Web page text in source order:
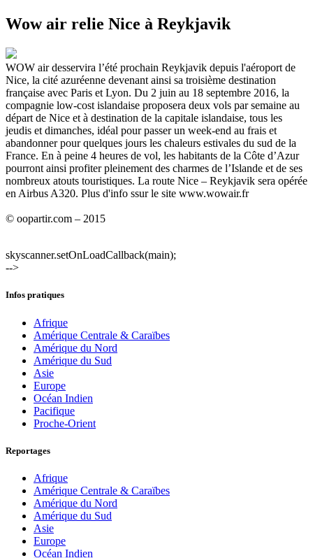
Wow air relie Nice à Reykjavik
WOW air desservira l’été prochain Reykjavik depuis l'aéroport de
Nice, la cité azuréenne devenant ainsi sa troisième destination
française avec Paris et Lyon. Du 2 juin au 18 septembre 2016, la
compagnie low-cost islandaise proposera deux vols par semaine au
départ de Nice et à destination de la capitale islandaise, tous les
jeudis et dimanches, idéal pour passer un week-end au frais et
abandonner pour quelques jours les chaleurs estivales du sud de la
France. En à peine 4 heures de vol, les habitants de la Côte d’Azur
pourront ainsi profiter pleinement des charmes de l’Islande et de ses
nombreux atouts touristiques. La route Nice – Reykjavik sera opérée
en Airbus A320. Plus d'info ssur le site www.wowair.fr
© oopartir.com – 2015
skyscanner.setOnLoadCallback(main);
-->
Infos pratiques
Afrique
Amérique Centrale & Caraïbes
Amérique du Nord
Amérique du Sud
Asie
Europe
Océan Indien
Pacifique
Proche-Orient
Reportages
Afrique
Amérique Centrale & Caraïbes
Amérique du Nord
Amérique du Sud
Asie
Europe
Océan Indien